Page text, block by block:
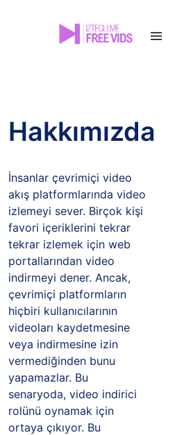
Hakkımızda
İnsanlar çevrimiçi video
akış platformlarında video
izlemeyi sever. Birçok kişi
favori içeriklerini tekrar
tekrar izlemek için web
portallarından video
indirmeyi dener. Ancak,
çevrimiçi platformların
hiçbiri kullanıcılarının
videoları kaydetmesine
veya indirmesine izin
vermediğinden bunu
yapamazlar. Bu
senaryoda, video indirici
rolünü oynamak için
ortaya çıkıyor. Bu